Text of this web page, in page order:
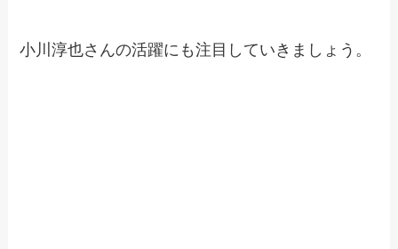
小川淳也さんの活躍にも注目していきましょう。